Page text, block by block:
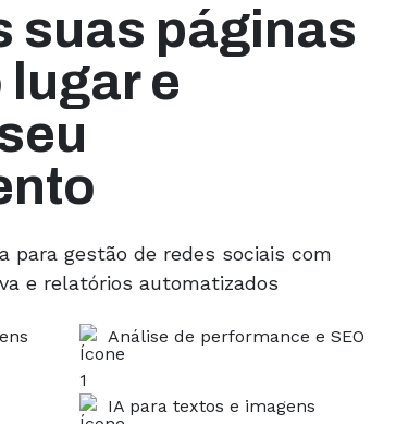
suas páginas
lugar e
para gestão de redes sociais com
e relatórios automatizados
Análise de performance e SEO
IA para textos e imagens